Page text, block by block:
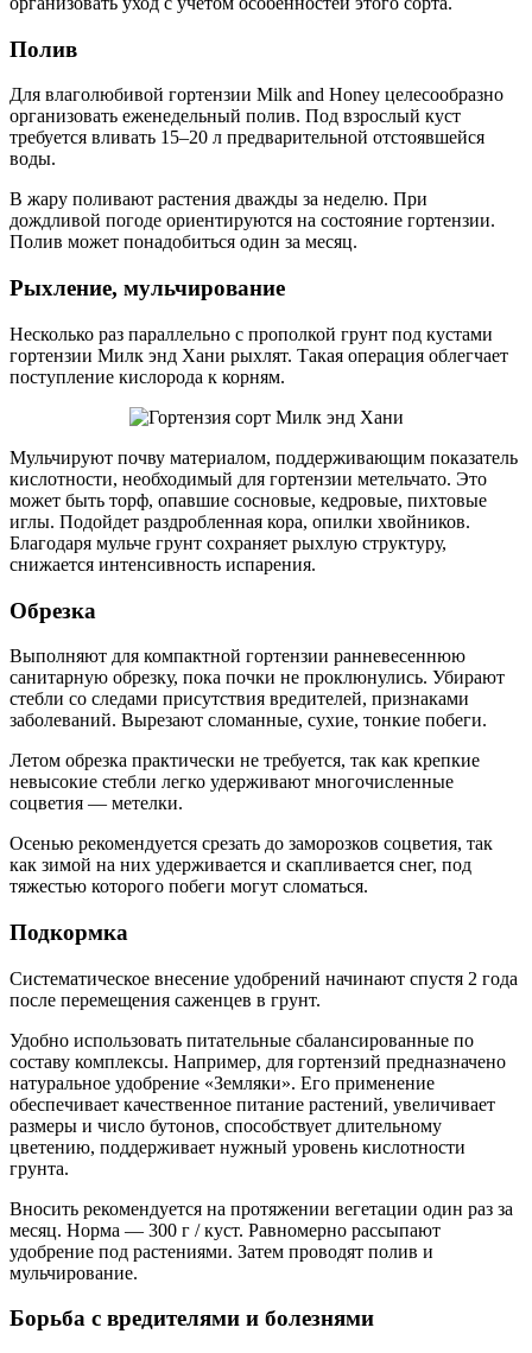
Полив
Для влаголюбивой гортензии Milk and Honey целесообразно
организовать еженедельный полив. Под взрослый куст
требуется вливать 15–20 л предварительной отстоявшейся
воды.
В жару поливают растения дважды за неделю. При
дождливой погоде ориентируются на состояние гортензии.
Полив может понадобиться один за месяц.
Рыхление, мульчирование
Несколько раз параллельно с прополкой грунт под кустами
гортензии Милк энд Хани рыхлят. Такая операция облегчает
поступление кислорода к корням.
Мульчируют почву материалом, поддерживающим показатель
кислотности, необходимый для гортензии метельчато. Это
может быть торф, опавшие сосновые, кедровые, пихтовые
иглы. Подойдет раздробленная кора, опилки хвойников.
Благодаря мульче грунт сохраняет рыхлую структуру,
снижается интенсивность испарения.
Обрезка
Выполняют для компактной гортензии ранневесеннюю
санитарную обрезку, пока почки не проклюнулись. Убирают
стебли со следами присутствия вредителей, признаками
заболеваний. Вырезают сломанные, сухие, тонкие побеги.
Летом обрезка практически не требуется, так как крепкие
невысокие стебли легко удерживают многочисленные
соцветия — метелки.
Осенью рекомендуется срезать до заморозков соцветия, так
как зимой на них удерживается и скапливается снег, под
тяжестью которого побеги могут сломаться.
Подкормка
Систематическое внесение удобрений начинают спустя 2 года
после перемещения саженцев в грунт.
Удобно использовать питательные сбалансированные по
составу комплексы. Например, для гортензий предназначено
натуральное удобрение «Земляки». Его применение
обеспечивает качественное питание растений, увеличивает
размеры и число бутонов, способствует длительному
цветению, поддерживает нужный уровень кислотности
грунта.
Вносить рекомендуется на протяжении вегетации один раз за
месяц. Норма — 300 г / куст. Равномерно рассыпают
удобрение под растениями. Затем проводят полив и
мульчирование.
Борьба с вредителями и болезнями